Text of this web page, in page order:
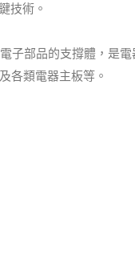
技術。
子部品的支撐體，是
各類電器主板等。